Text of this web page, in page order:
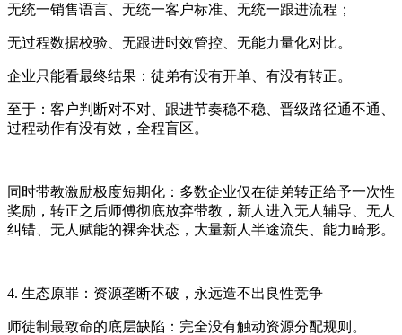
无统一销售语言、无统一客户标准、无统一跟进流程；
无过程数据校验、无跟进时效管控、无能力量化对比。
企业只能看最终结果：徒弟有没有开单、有没有转正。
至于：客户判断对不对、跟进节奏稳不稳、晋级路径通不通、
过程动作有没有效，全程盲区。
同时带教激励极度短期化：多数企业仅在徒弟转正给予一次性
奖励，转正之后师傅彻底放弃带教，新人进入无人辅导、无人
纠错、无人赋能的裸奔状态，大量新人半途流失、能力畸形。
4. 生态原罪：资源垄断不破，永远造不出良性竞争
师徒制最致命的底层缺陷：完全没有触动资源分配规则。